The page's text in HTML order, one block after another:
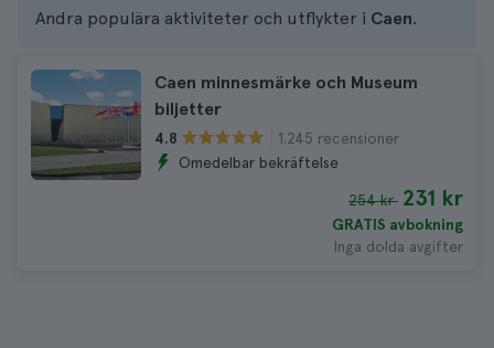
Andra populära aktiviteter och utflykter i Caen.
Caen minnesmärke och Museum
biljetter
4.8
1.245 recensioner
Omedelbar bekräftelse
254 kr 231 kr
GRATIS avbokning
Inga dolda avgifter